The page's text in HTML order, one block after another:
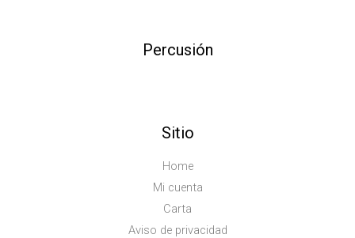
Percusión
Sitio
Home
Mi cuenta
Carta
Aviso de privacidad